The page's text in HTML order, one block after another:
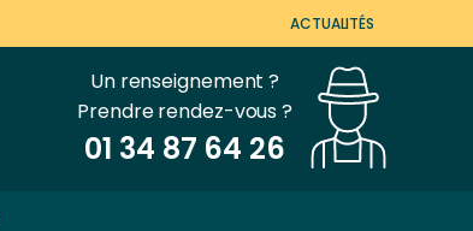
ACTUALITÉS
Un renseignement ?
Prendre rendez-vous ?
01 34 87 64 26